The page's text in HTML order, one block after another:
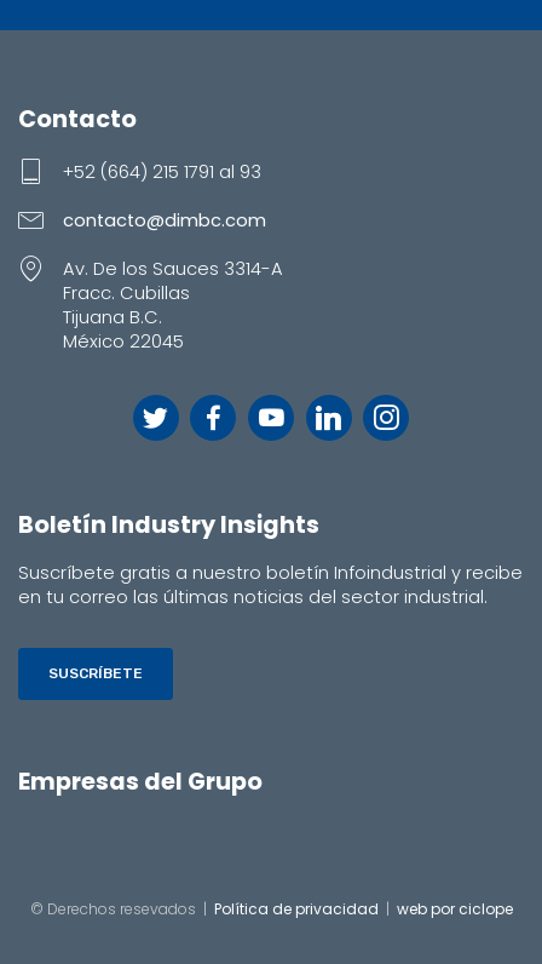
Contacto
+52 (664) 215 1791 al 93
contacto@dimbc.com
Av. De los Sauces 3314-A
Fracc. Cubillas
Tijuana B.C.
México 22045
Boletín Industry Insights
Suscríbete gratis a nuestro boletín Infoindustrial y recibe
en tu correo las últimas noticias del sector industrial.
SUSCRÍBETE
Empresas del Grupo
© Derechos resevados | Política de privacidad | web por ciclope